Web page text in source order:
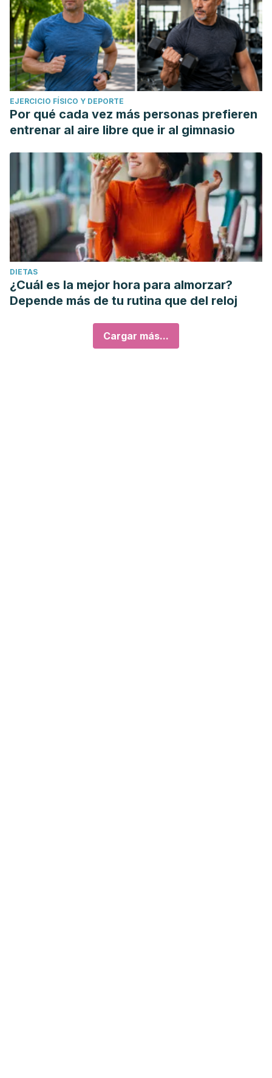
EJERCICIO FÍSICO Y DEPORTE
Por qué cada vez más personas prefieren
entrenar al aire libre que ir al gimnasio
DIETAS
¿Cuál es la mejor hora para almorzar?
Depende más de tu rutina que del reloj
Cargar más...